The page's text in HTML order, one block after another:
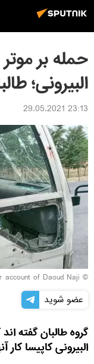
حمله بر
البیرونی؛
23:13 29.05.2021
© Photo /
account of Daoud Naji
عضو شوید
گروه طالبان گفته
البیرونی کاپیسا کار